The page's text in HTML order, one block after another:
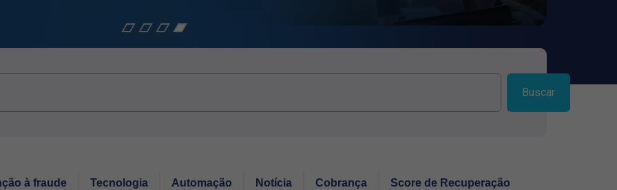
Buscar
à fraude Tecnologia Automação Notícia Cobrança Score de Recuperação